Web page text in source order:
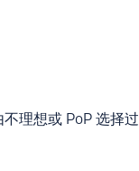
理想或 PoP 选择过